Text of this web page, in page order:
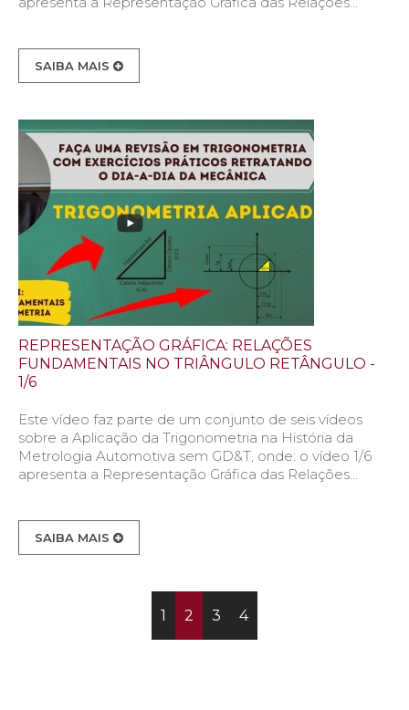
SAIBA MAIS
REPRESENTAÇÃO GRÁFICA: RELAÇÕES
FUNDAMENTAIS NO TRIÂNGULO RETÂNGULO -
1/6
Este vídeo faz parte de um conjunto de seis vídeos
sobre a Aplicação da Trigonometria na História da
Metrologia Automotiva sem GD&T, onde: o vídeo 1/6
apresenta a Representação Gráfica das Relações...
SAIBA MAIS
1 2 3 4